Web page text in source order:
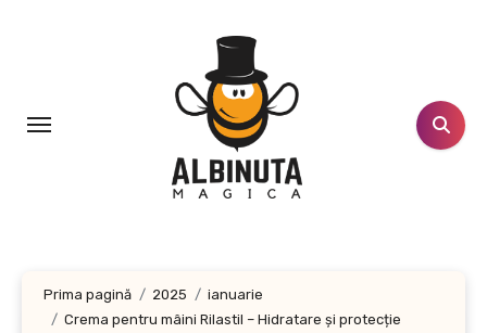
Prima pagină 2025
ianuarie
Crema pentru mâini Rilastil – Hidratare și protecție